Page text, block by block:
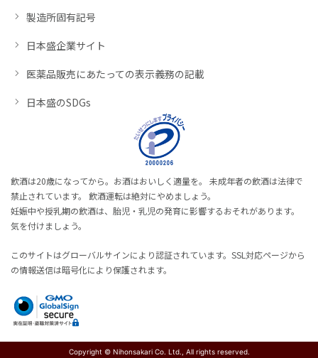
製造所固有記号
日本盛企業サイト
医薬品販売にあたっての表示義務の記載
日本盛のSDGs
飲酒は20歳になってから。お酒はおいしく適量を。 未成年者の飲酒は法律で
禁止されています。 飲酒運転は絶対にやめましょう。
妊娠中や授乳期の飲酒は、胎児・乳児の発育に影響するおそれがあります。
気を付けましょう。
このサイトはグローバルサインにより認証されています。SSL対応ページから
の情報送信は暗号化により保護されます。
Copyright © Nihonsakari Co. Ltd., All rights reserved.